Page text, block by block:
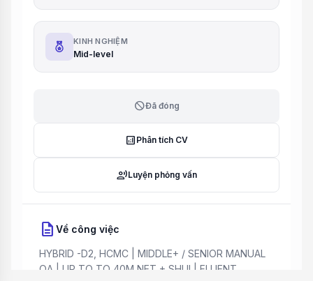
KINH NGHIỆM
Mid-level
blockĐã đóng
analytics Phân tích CV
record_voice_overLuyện phỏng vấn
description Về công việc
HYBRID -D2, HCMC | MIDDLE+ / SENIOR MANUAL
QA | UP TO TO 40M NET + SHUI | FLUENT